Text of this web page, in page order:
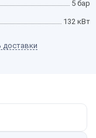
5 бар
132 кВт
доставки